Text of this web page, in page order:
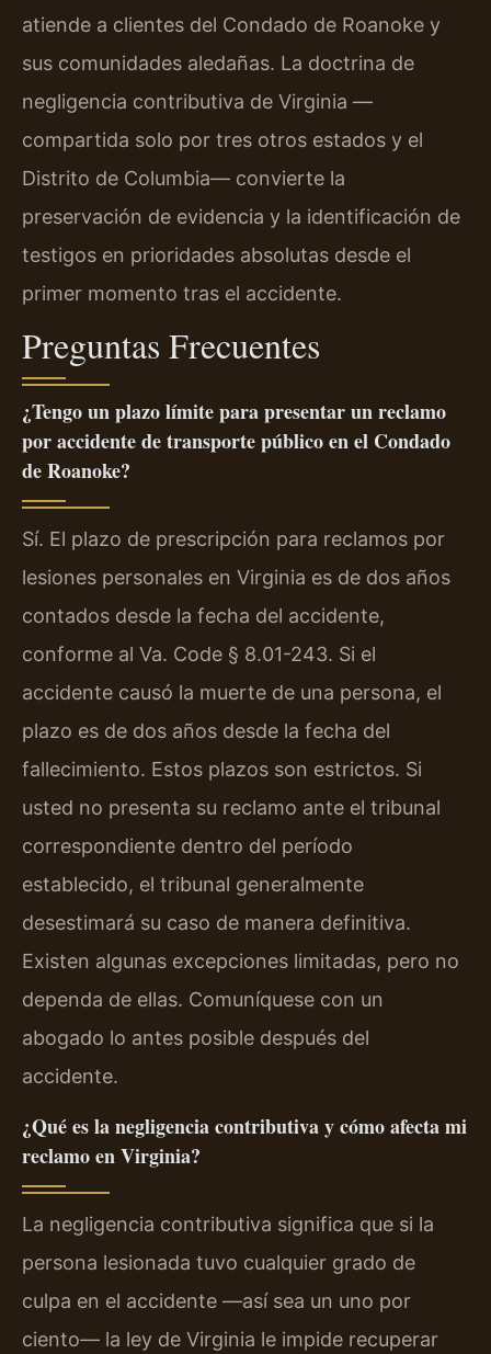
atiende a clientes del Condado de Roanoke y
sus comunidades aledañas. La doctrina de
negligencia contributiva de Virginia —
compartida solo por tres otros estados y el
Distrito de Columbia— convierte la
preservación de evidencia y la identificación de
testigos en prioridades absolutas desde el
primer momento tras el accidente.
Preguntas Frecuentes
¿Tengo un plazo límite para presentar un reclamo
por accidente de transporte público en el Condado
de Roanoke?
Sí. El plazo de prescripción para reclamos por
lesiones personales en Virginia es de dos años
contados desde la fecha del accidente,
conforme al Va. Code § 8.01-243. Si el
accidente causó la muerte de una persona, el
plazo es de dos años desde la fecha del
fallecimiento. Estos plazos son estrictos. Si
usted no presenta su reclamo ante el tribunal
correspondiente dentro del período
establecido, el tribunal generalmente
desestimará su caso de manera definitiva.
Existen algunas excepciones limitadas, pero no
dependa de ellas. Comuníquese con un
abogado lo antes posible después del
accidente.
¿Qué es la negligencia contributiva y cómo afecta mi
reclamo en Virginia?
La negligencia contributiva significa que si la
persona lesionada tuvo cualquier grado de
culpa en el accidente —así sea un uno por
ciento— la ley de Virginia le impide recuperar